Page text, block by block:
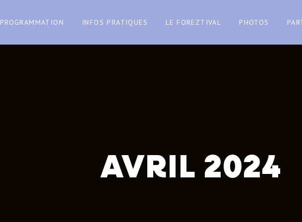
PROGRAMMATION INFOS PRATIQUES LE FOREZTIVAL PHOTOS
AVRIL 2024